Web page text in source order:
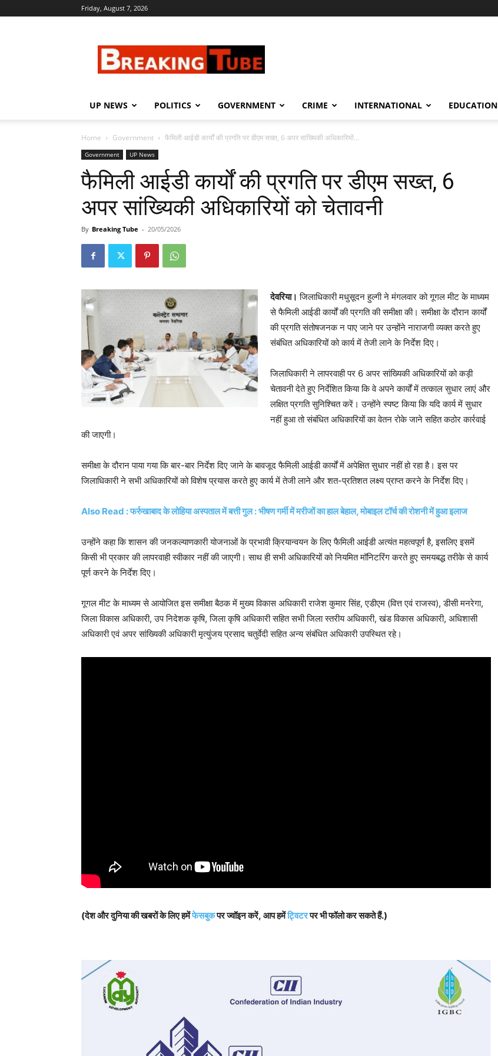
Friday, August 7, 2026
UP NEWS POLITICS GOVERNMENT CRIME INTERNATIONAL EDUCATION
Home Government फैमिली आईडी कार्यों की प्रगति पर डीएम सख्त, 6 अपर सांख्यिकी अधिकारियों...
Government UP News
फैमिली आईडी कार्यों की प्रगति पर डीएम सख्त, 6
अपर सांख्यिकी अधिकारियों को चेतावनी
By Breaking Tube - 20/05/2026
देवरिया। जिलाधिकारी मधुसूदन हुल्गी ने मंगलवार को गूगल मीट के माध्यम
से फैमिली आईडी कार्यों की प्रगति की समीक्षा की। समीक्षा के दौरान कार्यों
की प्रगति संतोषजनक न पाए जाने पर उन्होंने नाराजगी व्यक्त करते हुए
संबंधित अधिकारियों को कार्य में तेजी लाने के निर्देश दिए।
जिलाधिकारी ने लापरवाही पर 6 अपर सांख्यिकी अधिकारियों को कड़ी
चेतावनी देते हुए निर्देशित किया कि वे अपने कार्यों में तत्काल सुधार लाएं और
लक्षित प्रगति सुनिश्चित करें। उन्होंने स्पष्ट किया कि यदि कार्य में सुधार
नहीं हुआ तो संबंधित अधिकारियों का वेतन रोके जाने सहित कठोर कार्रवाई
की जाएगी।
समीक्षा के दौरान पाया गया कि बार-बार निर्देश दिए जाने के बावजूद फैमिली आईडी कार्यों में अपेक्षित सुधार नहीं हो रहा है। इस पर
जिलाधिकारी ने सभी अधिकारियों को विशेष प्रयास करते हुए कार्य में तेजी लाने और शत-प्रतिशत लक्ष्य प्राप्त करने के निर्देश दिए।
Also Read : फर्रुखाबाद के लोहिया अस्पताल में बत्ती गुल : भीषण गर्मी में मरीजों का हाल बेहाल, मोबाइल टॉर्च की रोशनी में हुआ इलाज
उन्होंने कहा कि शासन की जनकल्याणकारी योजनाओं के प्रभावी क्रियान्वयन के लिए फैमिली आईडी अत्यंत महत्वपूर्ण है, इसलिए इसमें
किसी भी प्रकार की लापरवाही स्वीकार नहीं की जाएगी। साथ ही सभी अधिकारियों को नियमित मॉनिटरिंग करते हुए समयबद्ध तरीके से कार्य
पूर्ण करने के निर्देश दिए।
गूगल मीट के माध्यम से आयोजित इस समीक्षा बैठक में मुख्य विकास अधिकारी राजेश कुमार सिंह, एडीएम (वित्त एवं राजस्व), डीसी मनरेगा,
जिला विकास अधिकारी, उप निदेशक कृषि, जिला कृषि अधिकारी सहित सभी जिला स्तरीय अधिकारी, खंड विकास अधिकारी, अधिशासी
अधिकारी एवं अपर सांख्यिकी अधिकारी मृत्युंजय प्रसाद चतुर्वेदी सहित अन्य संबंधित अधिकारी उपस्थित रहे।
(देश और दुनिया की खबरों के लिए हमेंफेसबुकपर ज्वॉइन करें, आप हमेंट्विटरपर भी फॉलो कर सकते हैं.)